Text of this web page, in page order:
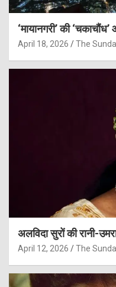
‘मायानगरी’ की
April 18, 2026 The
अलविदा सुरों की रानी-
April 12, 2026 The